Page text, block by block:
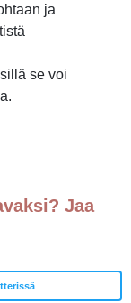
ja
se voi
Jaa